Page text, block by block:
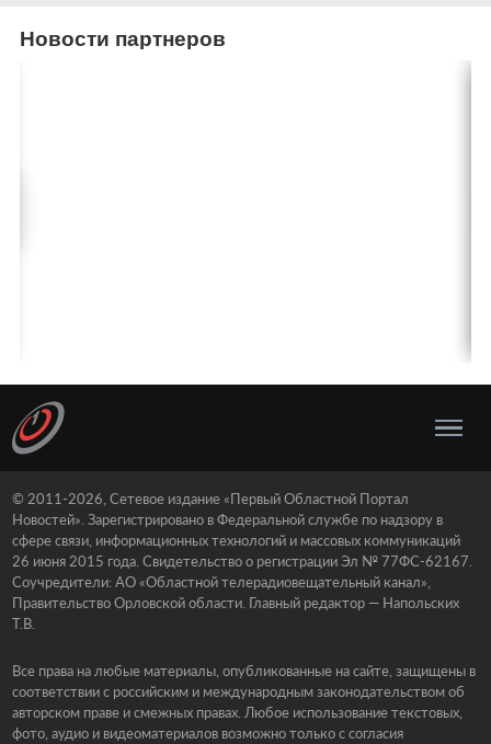
Новости партнеров
© 2011-2026, Сетевое издание «Первый Областной Портал
Новостей». Зарегистрировано в Федеральной службе по надзору в
сфере связи, информационных технологий и массовых коммуникаций
26 июня 2015 года. Свидетельство о регистрации Эл № 77ФС-62167.
Соучредители: АО «Областной телерадиовещательный канал»,
Правительство Орловской области. Главный редактор — Напольских
Т.В.
Все права на любые материалы, опубликованные на сайте, защищены в
соответствии с российским и международным законодательством об
авторском праве и смежных правах. Любое использование текстовых,
фото, аудио и видеоматериалов возможно только с согласия